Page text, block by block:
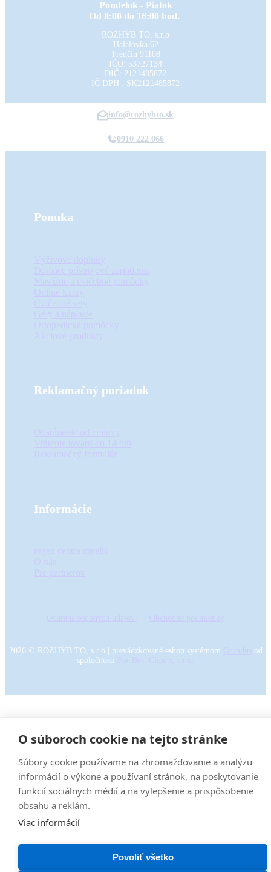
Pondelok - Piatok
Od 8:00 do 16:00 hod.
ROZHÝB TO, s.r.o
Halalovka 62
Trenčín 91108
IČO: 53727134
DIČ: 2121485872
IČ DPH : SK2121485872
info@rozhybto.sk
0910 222 066
Ponuka
Reklamačný poriadok
Informácie
2026© ROZHÝB TO, s.r.o prevádzkované eshop systémom
od
spoločnosti
O súboroch cookie na tejto stránke
Súbory cookie používame na zhromažďovanie a analýzu
informácií o výkone a používaní stránok, na poskytovanie
funkcií sociálnych médií a na vylepšenie a prispôsobenie
obsahu a reklám.
Viac informácií
Povoliť všetko